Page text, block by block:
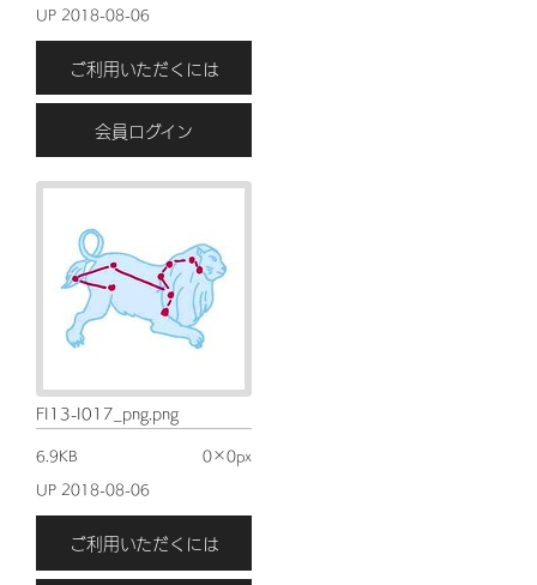
UP 2018-08-06
ご利用いただくには
会員ログイン
FI13-I017_png.png
6.9KB
0×0px
UP 2018-08-06
ご利用いただくには